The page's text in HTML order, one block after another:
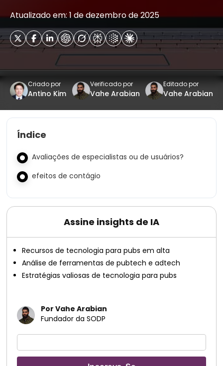
Atualizado em: 1 de dezembro de 2025
Criado por
Antino Kim
Verificado por
Vahe Arabian
Editado por
Vahe Arabian
Índice
Avaliações de especialistas ou de usuários?
efeitos de contágio
Assine insights de IA
Recursos de tecnologia para pubs em alta
Análise de ferramentas de pubtech e adtech
Estratégias valiosas de tecnologia para pubs
Por Vahe Arabian
Fundador da SODP